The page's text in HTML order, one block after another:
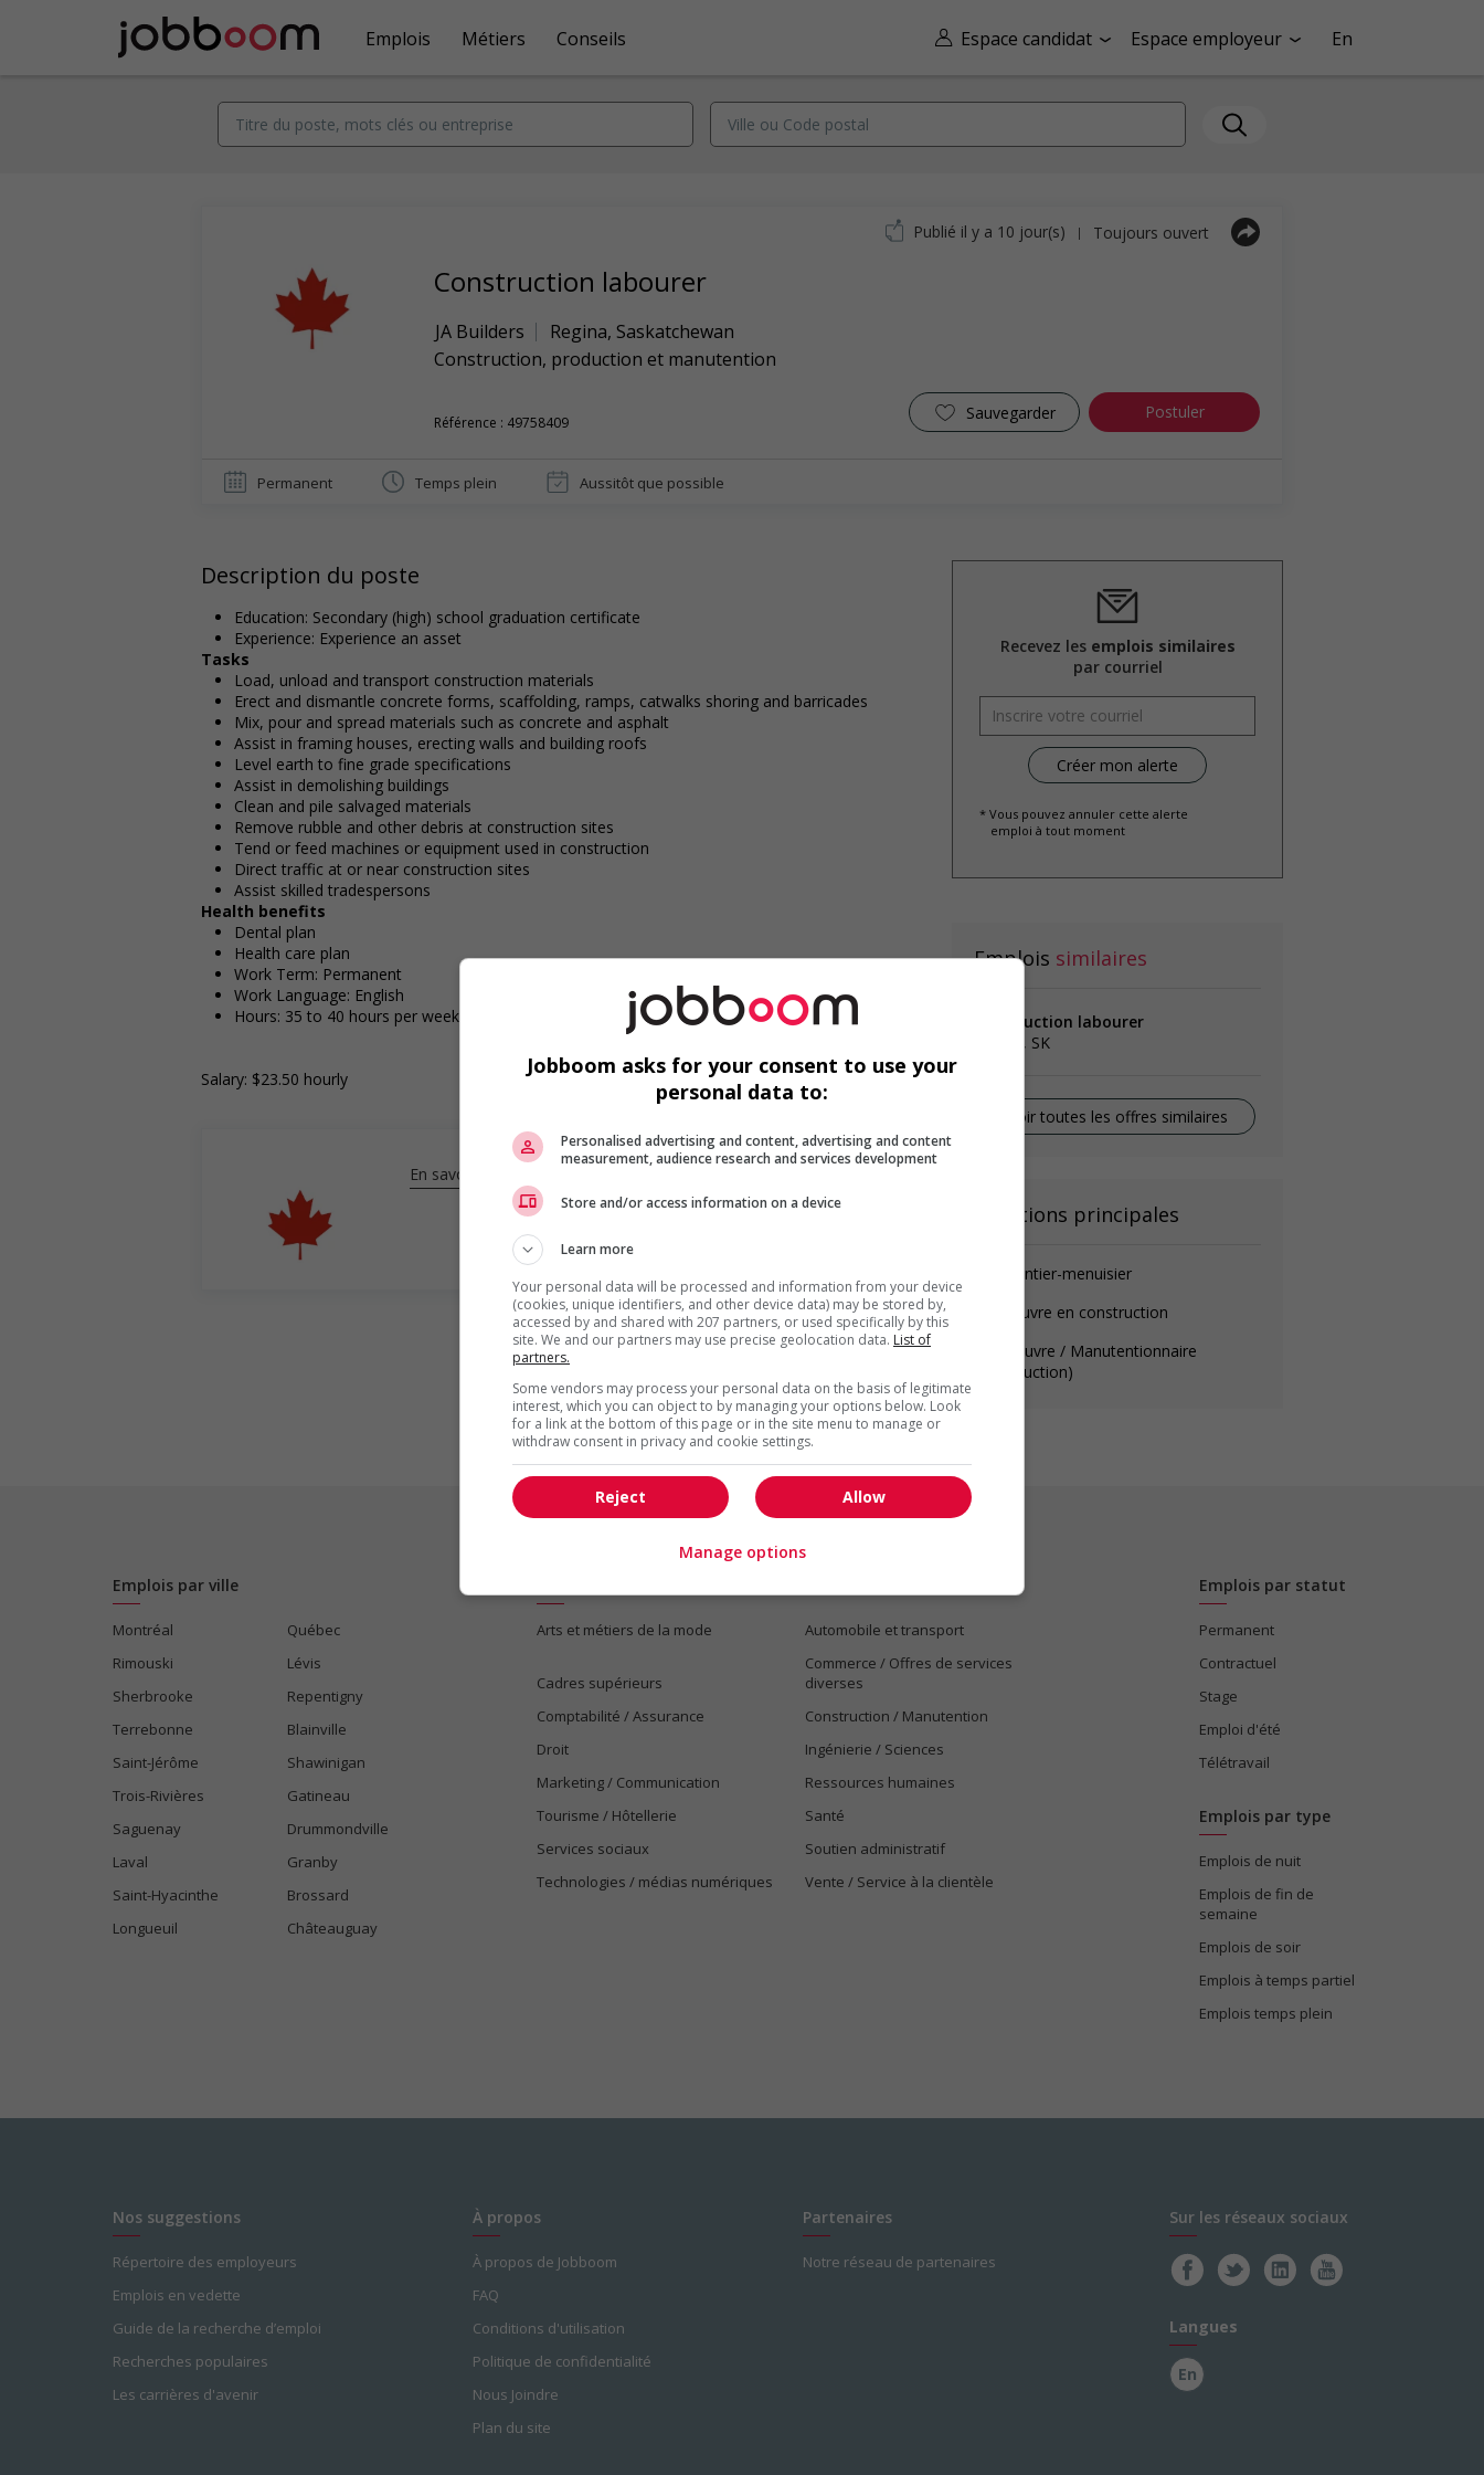
Espace candidat Espace employeur En
Emplois Métiers Conseils
Construction labourer
JA Builders Regina, Saskatchewan
Construction, production et manutention
Référence : 49758409 Sauvegarder Postuler
Publié il y a 10 jour(s) | Toujours ouvert
Permanent Temps plein Aussitôt que possible
Description du poste
Education: Secondary (high) school graduation certificate
Experience: Experience an asset
Tasks
Load, unload and transport construction materials
Erect and dismantle concrete forms, scaffolding, ramps, catwalks shoring and barricades
Mix, pour and spread materials such as concrete and asphalt
Assist in framing houses, erecting walls and building roofs
Level earth to fine grade specifications
Assist in demolishing buildings
Clean and pile salvaged materials
Remove rubble and other debris at construction sites
Tend or feed machines or equipment used in construction
Direct traffic at or near construction sites
Assist skilled tradespersons
Health benefits
Dental plan
Health care plan
Work Term: Permanent
Work Language: English
Hours: 35 to 40 hours per week
Salary: $23.50 hourly
En savoir plus
Recevez les emplois similaires
par courriel
* Vous pouvez annuler cette alerte
emploi à tout moment
Emplois similaires
construction labourer
Regina, SK
Voir toutes les offres similaires
Fonctions principales
Charpentier-menuisier
Manœuvre en construction
Manoeuvre / Manutentionnaire
(construction)
Emplois par ville
Montréal
Québec
Rimouski
Lévis
Sherbrooke
Repentigny
Terrebonne
Blainville
Saint-Jérôme
Shawinigan
Trois-Rivières
Gatineau
Saguenay
Drummondville
Laval
Granby
Saint-Hyacinthe
Brossard
Longueuil
Châteauguay
Arts et métiers de la mode Automobile et transport
Cadres supérieurs
Commerce / Offres de services
diverses
Comptabilité / Assurance
Construction / Manutention
Droit
Ingénierie / Sciences
Marketing / Communication
Ressources humaines
Tourisme / Hôtellerie
Santé
Services sociaux
Soutien administratif
Technologies / médias numériques
Vente / Service à la clientèle
Emplois par statut
Permanent
Contractuel
Stage
Emploi d'été
Télétravail
Emplois par type
Emplois de nuit
Emplois de fin de
semaine
Emplois de soir
Emplois à temps partiel
Emplois temps plein
Nos suggestions
Répertoire des employeurs
Emplois en vedette
Guide de la recherche d’emploi
Recherches populaires
Les carrières d'avenir
À propos
À propos de Jobboom
FAQ
Conditions d'utilisation
Politique de confidentialité
Nous Joindre
Plan du site
Partenaires
Notre réseau de partenaires
Sur les réseaux sociaux
Langues
En
Jobboom asks for your consent to use your
personal data to:
Personalised advertising and content, advertising and content
measurement, audience research and services development
Store and/or access information on a device
Learn more
Your personal data will be processed and information from your device
(cookies, unique identifiers, and other device data) may be stored by,
accessed by and shared with 207 partners, or used specifically by this
site. We and our partners may use precise geolocation data. List of
partners.
Some vendors may process your personal data on the basis of legitimate
interest, which you can object to by managing your options below. Look
for a link at the bottom of this page or in the site menu to manage or
withdraw consent in privacy and cookie settings.
Allow
Reject
Manage options